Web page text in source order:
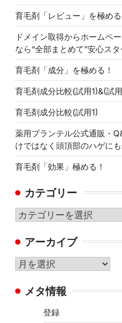
育毛剤「レビュー」を極める
ドメイン取得からホームペ
なら“全部まとめて”安心スタ
育毛剤「成分」を極める！
育毛剤成分比較(試用1)&(試
育毛剤成分比較(試用1)
薬用プランテル公式通販・
けではなく頭頂部のハゲに
育毛剤「効果」極める！
カテゴリー
カ
ゴ
リ
ー
アーカイブ
ア
カ メタ情報
登録